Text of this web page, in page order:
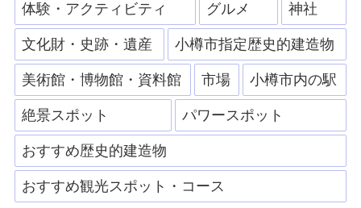
体験・アクティビティ グルメ 神社
文化財・史跡・遺産 小樽市指定歴史的建造物
美術館・博物館・資料館 市場 小樽市内の駅
絶景スポット パワースポット
おすすめ歴史的建造物
おすすめ観光スポット・コース